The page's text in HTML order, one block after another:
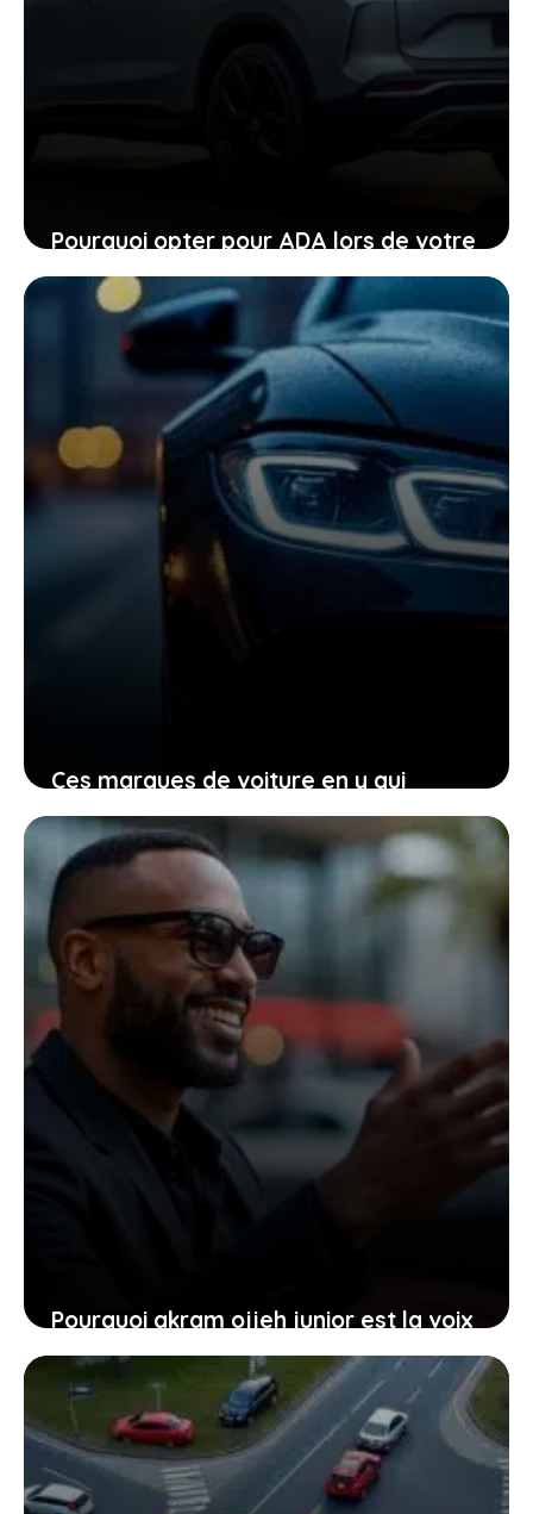
Pourquoi opter pour ADA lors de votre
location de voiture facilite chaque
étape
24 janvier 2026
Ces marques de voiture en y qui
transforment votre manière de voir
l’automobile aujourd’hui
23 janvier 2026
Pourquoi akram ojjeh junior est la voix
automobile qui résonne auprès des
jeunes conducteurs
22 janvier 2026